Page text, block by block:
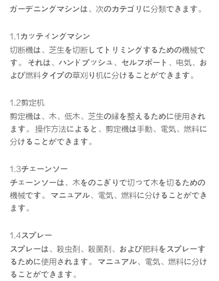
ガーデニングマシンは、次のカテゴリに分類できます。
1.1カッティングマシン
切断機は、芝生を切断してトリミングするための機械で
す。 それは、ハンドプッシュ、セルフポート、电気、お
よび燃料タイプの草刈り机に分けることができます。
1.2剪定机
剪定機は、木、低木、芝生の縁を整えるために使用され
ます。 操作方法によると、剪定機は手動、電気、燃料に
分けることができます。
1.3チェーンソー
チェーンソーは、木をのこぎりで切って木を切るための
機械です。 マニュアル、電気、燃料に分けることができ
ます。
1.4スプレー
スプレーは、殺虫剤、殺菌剤、および肥料をスプレーす
るために使用されます。 マニュアル、電気、燃料に分け
ることができます。